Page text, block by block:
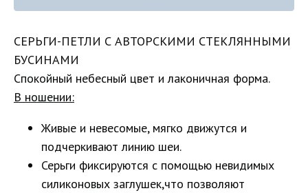
СЕРЬГИ-ПЕТЛИ С АВТОРСКИМИ СТЕКЛЯННЫМИ
БУСИНАМИ
Спокойный небесный цвет и лаконичная форма.
В ношении:
Живые и невесомые, мягко движутся и
подчеркивают линию шеи.
Серьги фиксируются с помощью невидимых
силиконовых заглушек,что позволяют